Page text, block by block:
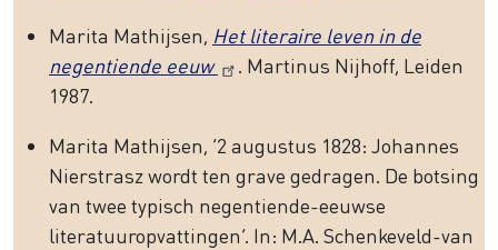
Marita Mathijsen, Het literaire leven in de
negentiende eeuw
. Martinus Nijhoff, Leiden
1987.
Marita Mathijsen, ‘2 augustus 1828: Johannes
Nierstrasz wordt ten grave gedragen. De botsing
van twee typisch negentiende-eeuwse
literatuuropvattingen’. In: M.A. Schenkeveld-van